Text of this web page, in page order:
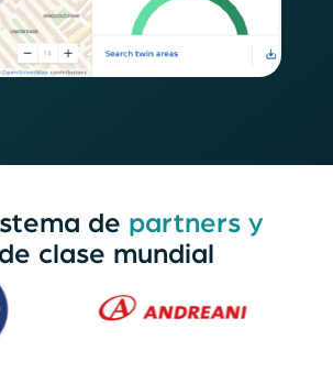
de partners y
clase mundial